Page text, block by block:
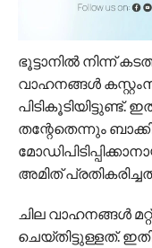
ഭൂട്ടാനില്‍ നിന്ന്
വാഹനങ്ങള്‍
പിടികൂടിയിട്ടുണ്ട്.
തന്റേതെന്നും
അമിത്
ചില വാഹനങ്ങള്‍
ചെയ്തിട്ടുള്ളത്.